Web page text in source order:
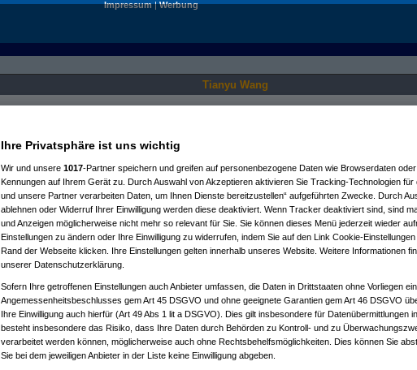
Impressum|Werbung
Tianyu Wang
Ihre Privatsphäre ist uns wichtig
Wir und unsere 1017-Partner speichern und greifen auf personenbezogene Daten wie Browserdaten
Kennungen auf Ihrem Gerät zu. Durch Auswahl von Akzeptieren aktivieren Sie Tracking-Technologien für
und unsere Partner verarbeiten Daten, um Ihnen Dienste bereitzustellen“ aufgeführten Zwecke. Durch
ablehnen oder Widerruf Ihrer Einwilligung werden diese deaktiviert. Wenn Tracker deaktiviert sind, sind
und Anzeigen möglicherweise nicht mehr so relevant für Sie. Sie können dieses Menü jederzeit wieder
Einstellungen zu ändern oder Ihre Einwilligung zu widerrufen, indem Sie auf den Link Cookie-
Rand der Webseite klicken. Ihre Einstellungen gelten innerhalb unseres Website. Weitere Informationen
unserer Datenschutzerklärung.
Sofern Ihre getroffenen Einstellungen auch Anbieter umfassen, die Daten in Drittstaaten ohne Vorliegen
Angemessenheitsbeschlusses gem Art 45 DSGVO und ohne geeignete Garantien gem Art 46 DSGVO
Ihre Einwilligung auch hierfür (Art 49 Abs 1 lit a DSGVO). Dies gilt insbesondere für Datenübermittlungen
besteht insbesondere das Risiko, dass Ihre Daten durch Behörden zu Kontroll- und zu
verarbeitet werden können, möglicherweise auch ohne Rechtsbehelfsmöglichkeiten. Dies können Sie
Sie bei dem jeweiligen Anbieter in der Liste keine Einwilligung abgeben.